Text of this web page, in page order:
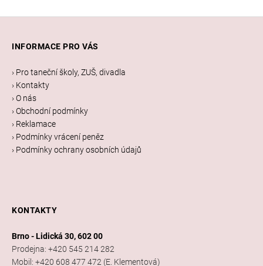
INFORMACE PRO VÁS
› Pro taneční školy, ZUŠ, divadla
› Kontakty
› O nás
› Obchodní podmínky
› Reklamace
› Podmínky vrácení peněz
› Podmínky ochrany osobních údajů
KONTAKTY
Brno - Lidická 30, 602 00
Prodejna: +420 545 214 282
Mobil: +420 608 477 472 (E. Klementová)